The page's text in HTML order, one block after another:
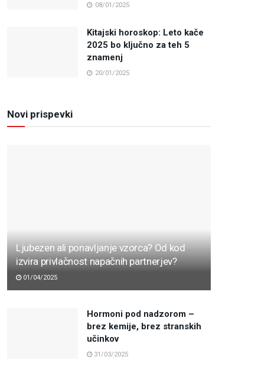
08/01/2025
Kitajski horoskop: Leto kače
2025 bo ključno za teh 5
znamenj
20/01/2025
Novi prispevki
Ljubezen ali ponavljanje vzorca? Od kod
izvira privlačnost napačnih partnerjev?
01/04/2025
Hormoni pod nadzorom –
brez kemije, brez stranskih
učinkov
31/03/2025